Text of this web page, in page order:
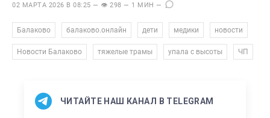
02 МАРТА 2026 В 08:25 — 👁 298 — 1 МИН —
Балаково балаково.онлайн дети медики новости
Новости Балаково тяжелые трамы упала с высоты ЧП
ЧИТАЙТЕ НАШ КАНАЛ В TELEGRAM